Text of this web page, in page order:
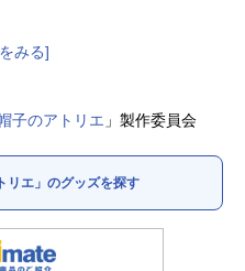
子のアトリエ 」製作委員会
リエ」のグッズを探す